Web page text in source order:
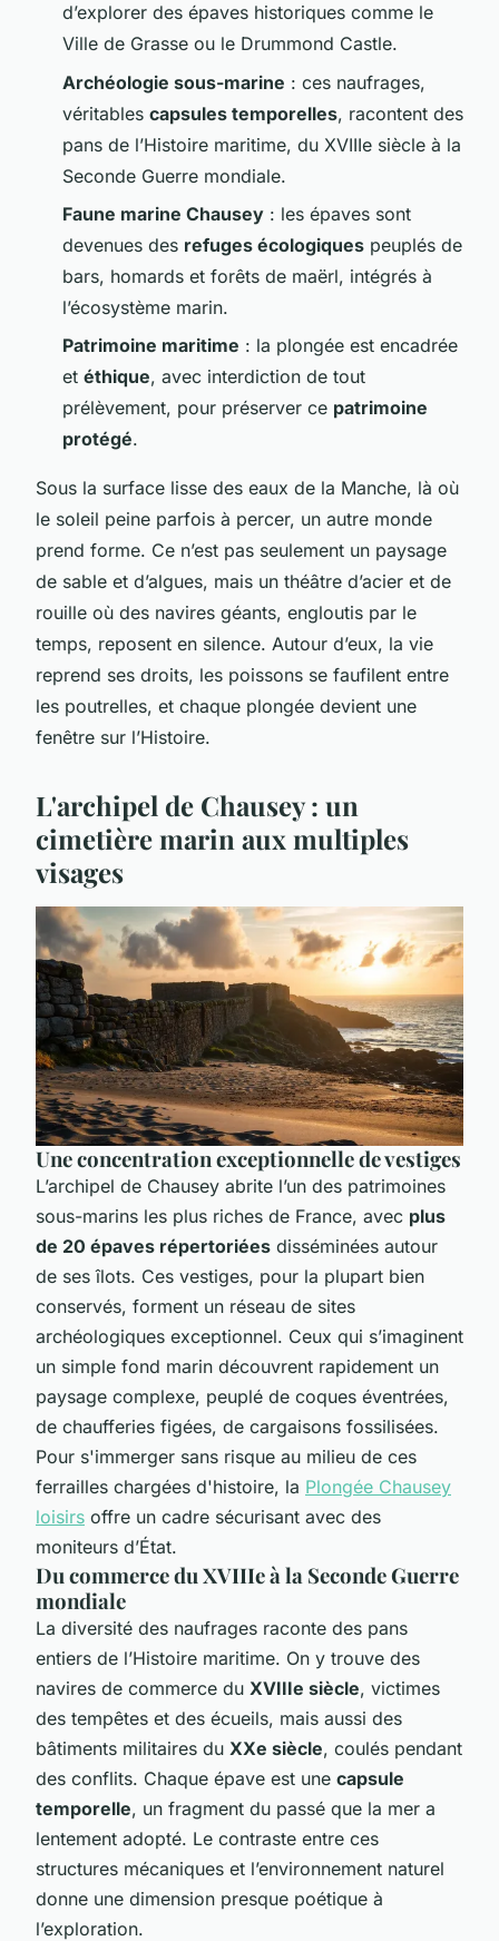
d’explorer des épaves historiques comme le
Ville de Grasse ou le Drummond Castle.
Archéologie sous-marine : ces naufrages,
véritables capsules temporelles, racontent des
pans de l’Histoire maritime, du XVIIIe siècle à la
Seconde Guerre mondiale.
Faune marine Chausey : les épaves sont
devenues des refuges écologiques peuplés de
bars, homards et forêts de maërl, intégrés à
l’écosystème marin.
Patrimoine maritime : la plongée est encadrée
et éthique, avec interdiction de tout
prélèvement, pour préserver ce patrimoine
protégé.
Sous la surface lisse des eaux de la Manche, là où
le soleil peine parfois à percer, un autre monde
prend forme. Ce n’est pas seulement un paysage
de sable et d’algues, mais un théâtre d’acier et de
rouille où des navires géants, engloutis par le
temps, reposent en silence. Autour d’eux, la vie
reprend ses droits, les poissons se faufilent entre
les poutrelles, et chaque plongée devient une
fenêtre sur l’Histoire.
L'archipel de Chausey : un
cimetière marin aux multiples
visages
Une concentration exceptionnelle de vestiges
L’archipel de Chausey abrite l’un des patrimoines
sous-marins les plus riches de France, avec plus
de 20 épaves répertoriées disséminées autour
de ses îlots. Ces vestiges, pour la plupart bien
conservés, forment un réseau de sites
archéologiques exceptionnel. Ceux qui s’imaginent
un simple fond marin découvrent rapidement un
paysage complexe, peuplé de coques éventrées,
de chaufferies figées, de cargaisons fossilisées.
Pour s'immerger sans risque au milieu de ces
ferrailles chargées d'histoire, la Plongée Chausey
loisirs offre un cadre sécurisant avec des
moniteurs d’État.
Du commerce du XVIIIe à la Seconde Guerre
mondiale
La diversité des naufrages raconte des pans
entiers de l’Histoire maritime. On y trouve des
navires de commerce du XVIIIe siècle, victimes
des tempêtes et des écueils, mais aussi des
bâtiments militaires du XXe siècle, coulés pendant
des conflits. Chaque épave est une capsule
temporelle, un fragment du passé que la mer a
lentement adopté. Le contraste entre ces
structures mécaniques et l’environnement naturel
donne une dimension presque poétique à
l’exploration.